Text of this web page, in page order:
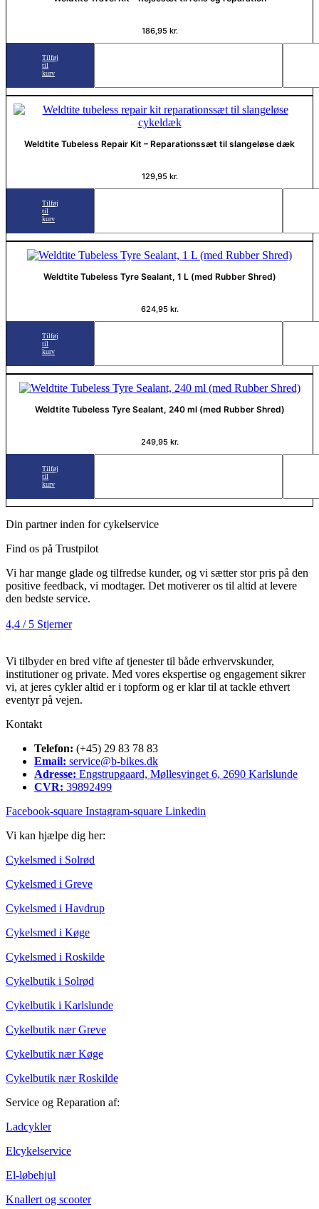
186,95 kr.
Tilføj
til
kurv
Weldtite Tubeless Repair Kit – Reparationssæt til slangeløse dæk
129,95 kr.
Tilføj
til
kurv
Weldtite Tubeless Tyre Sealant, 1 L (med Rubber Shred)
624,95 kr.
Tilføj
til
kurv
Weldtite Tubeless Tyre Sealant, 240 ml (med Rubber Shred)
249,95 kr.
Tilføj
til
kurv
Din partner inden for cykelservice
Find os på Trustpilot
Vi har mange glade og tilfredse kunder, og vi sætter stor pris på den
positive feedback, vi modtager. Det motiverer os til altid at levere
den bedste service.
4,4 / 5 Stjerner
Vi tilbyder en bred vifte af tjenester til både erhvervskunder,
institutioner og private. Med vores ekspertise og engagement sikrer
vi, at jeres cykler altid er i topform og er klar til at tackle ethvert
eventyr på vejen.
Kontakt
Telefon: (+45) 29 83 78 83
Email: service@b-bikes.dk
Adresse: Engstrupgaard, Møllesvinget 6, 2690 Karlslunde
CVR: 39892499
Facebook-square Instagram-square Linkedin
Vi kan hjælpe dig her:
Cykelsmed i Solrød
Cykelsmed i Greve
Cykelsmed i Havdrup
Cykelsmed i Køge
Cykelsmed i Roskilde
Cykelbutik i Solrød
Cykelbutik i Karlslunde
Cykelbutik nær Greve
Cykelbutik nær Køge
Cykelbutik nær Roskilde
Service og Reparation af:
Ladcykler
Elcykelservice
El-løbehjul
Knallert og scooter